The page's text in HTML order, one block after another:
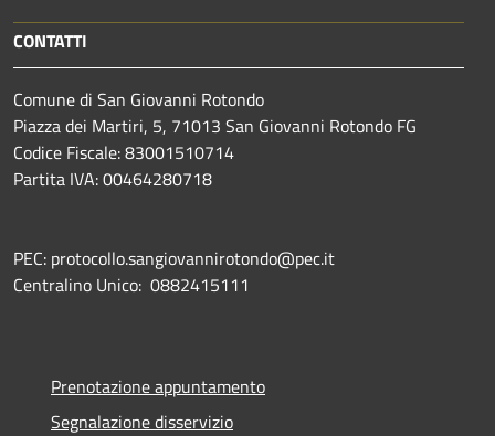
CONTATTI
Comune di San Giovanni Rotondo
Piazza dei Martiri, 5, 71013 San Giovanni Rotondo FG
Codice Fiscale: 83001510714
Partita IVA: 00464280718
PEC: protocollo.sangiovannirotondo@pec.it
Centralino Unico: 0882415111
Prenotazione appuntamento
Segnalazione disservizio